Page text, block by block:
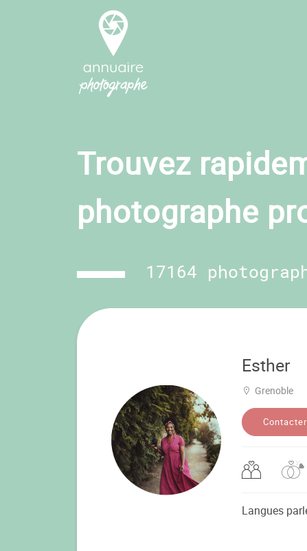
Trouvez
photographe
17164
Esther
Grenoble
Contacter
Langues